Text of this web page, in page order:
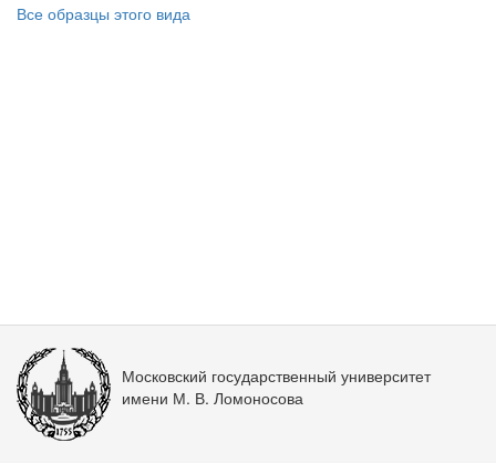
Все образцы этого вида
Московский государственный университет
имени М. В. Ломоносова